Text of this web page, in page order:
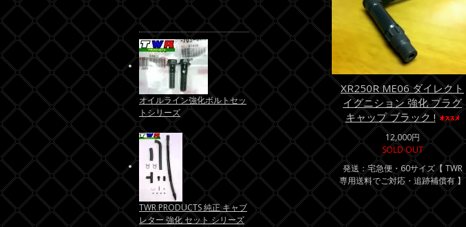
XR250R ME06 ダイレクト
イグニション 強化 プラグ
キャップ ブラック !
12,000円
SOLD OUT
発送：宅急便・60サイズ【 TWR
専用送料でご対応・追跡補償有 】
オイルライン強化ボルトセッ
トシリーズ
TWR PRODUCTS 純正 キャブ
レター 強化 セット シリーズ